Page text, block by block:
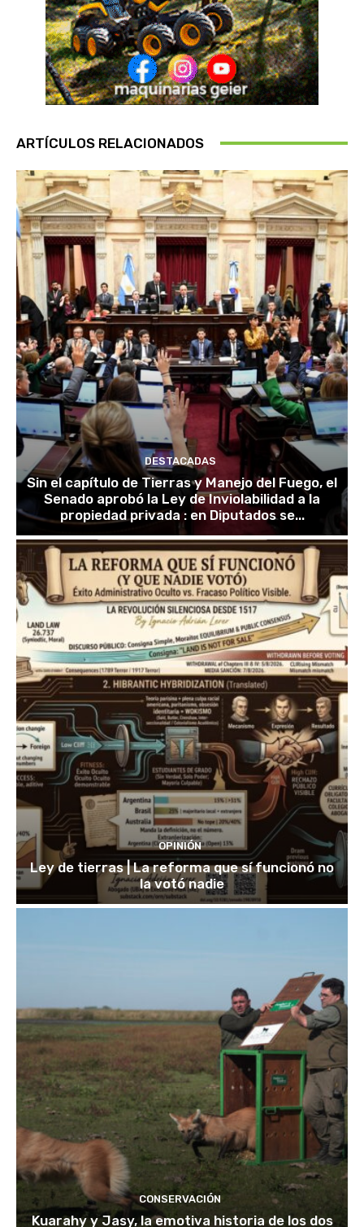
ARTÍCULOS RELACIONADOS
DESTACADAS
Sin el capítulo de Tierras y Manejo del Fuego, el
Senado aprobó la Ley de Inviolabilidad a la
propiedad privada : en Diputados se...
OPINIÓN
Ley de tierras | La reforma que sí funcionó no
la votó nadie
CONSERVACIÓN
Kuarahy y Jasy, la emotiva historia de los dos